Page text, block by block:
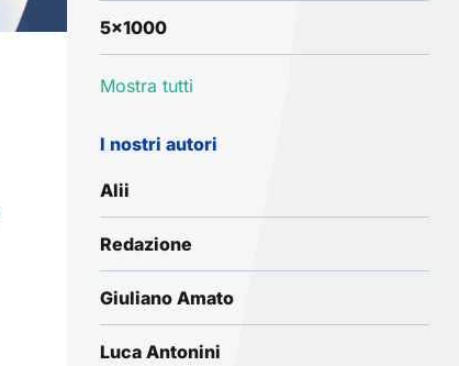
5x1000
Mostra tutti
I nostri autori
Alii
Redazione
Giuliano Amato
Luca Antonini